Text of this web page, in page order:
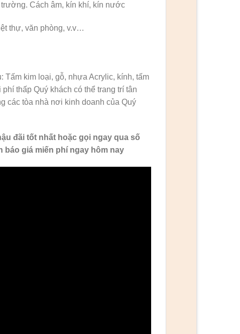
Cách âm, kín khí, kín nước
thự, văn phòng, v.v…
Tấm kim loại, gỗ, nhựa Acrylic, kính, tấm
thấp Quý khách có thể trang trí tân
các tòa nhà nơi kinh doanh của Quý
đãi tốt nhất hoặc gọi ngay qua số
giá miến phí ngay hôm nay